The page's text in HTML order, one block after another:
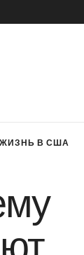
ЖИЗНЬ В США